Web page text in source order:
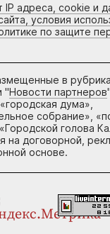
IP адреса, cookie и
условия
по защите
в
"Новости партнеров
дума»,
собрание»,
голова
на договорной,
основе.